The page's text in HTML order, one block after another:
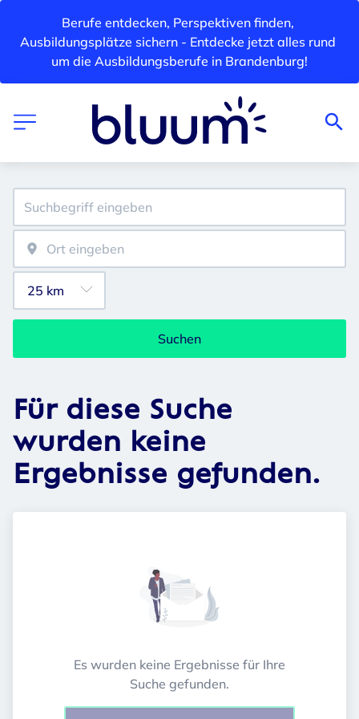
Berufe entdecken, Perspektiven finden,
Ausbildungsplätze sichern - Entdecke jetzt alles rund
um die Ausbildungsberufe in Brandenburg!
Suchen
Für diese Suche
wurden keine
Ergebnisse gefunden.
Es wurden keine Ergebnisse für Ihre
Suche gefunden.